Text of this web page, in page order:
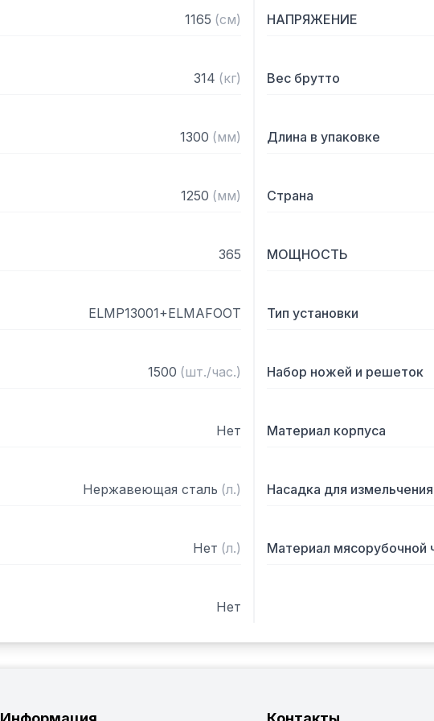
— Решетки – из
— Кнопка аварийной
остановки из-за
— Установлена на
— Педаль
1165 (см) НАПРЯЖЕНИЕ
314 (кг) Вес брутто
1300 (мм) Длина в упаковке
1250 (мм) Страна
365 МОЩНОСТЬ
ELMP13001+ELMAFOOT Тип установки
1500 (шт./час.) Набор ножей и решеток
Нет Материал корпуса
Нержавеющая сталь (л.) Насадка для
Нет (л.) Материал мясорубочной
Нет